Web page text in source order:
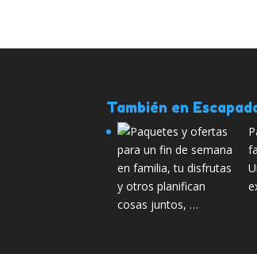
También en
cosas juntos, …